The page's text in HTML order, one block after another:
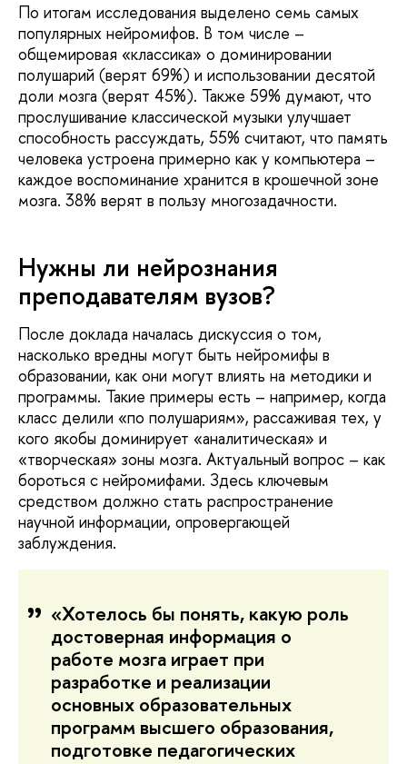
По итогам исследования выделено семь самых
популярных нейромифов. В том числе –
общемировая «классика» о доминировании
полушарий (верят 69%) и использовании десятой
доли мозга (верят 45%). Также 59% думают, что
прослушивание классической музыки улучшает
способность рассуждать, 55% считают, что память
человека устроена примерно как у компьютера –
каждое воспоминание хранится в крошечной зоне
мозга. 38% верят в пользу многозадачности.
Нужны ли нейрознания
преподавателям вузов?
После доклада началась дискуссия о том,
насколько вредны могут быть нейромифы в
образовании, как они могут влиять на методики и
программы. Такие примеры есть – например, когда
класс делили «по полушариям», рассаживая тех, у
кого якобы доминирует «аналитическая» и
«творческая» зоны мозга. Актуальный вопрос – как
бороться с нейромифами. Здесь ключевым
средством должно стать распространение
научной информации, опровергающей
заблуждения.
«Хотелось бы понять, какую роль
достоверная информация о
работе мозга играет при
разработке и реализации
основных образовательных
программ высшего образования,
подготовке педагогических